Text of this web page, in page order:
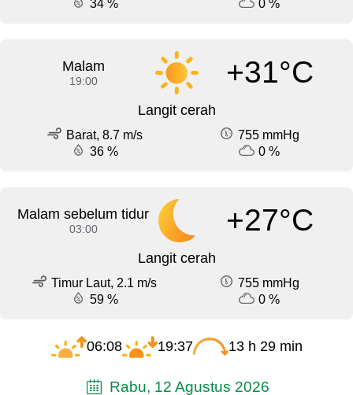
34 %
0 %
Malam
19:00 +31°C
Langit cerah
Barat, 8.7 m/s
755 mmHg
36 %
0 %
Malam sebelum tidur
03:00 +27°C
Langit cerah
Timur Laut, 2.1 m/s
755 mmHg
59 %
0 %
06:08 19:37 13 h 29 min
Rabu, 12 Agustus 2026